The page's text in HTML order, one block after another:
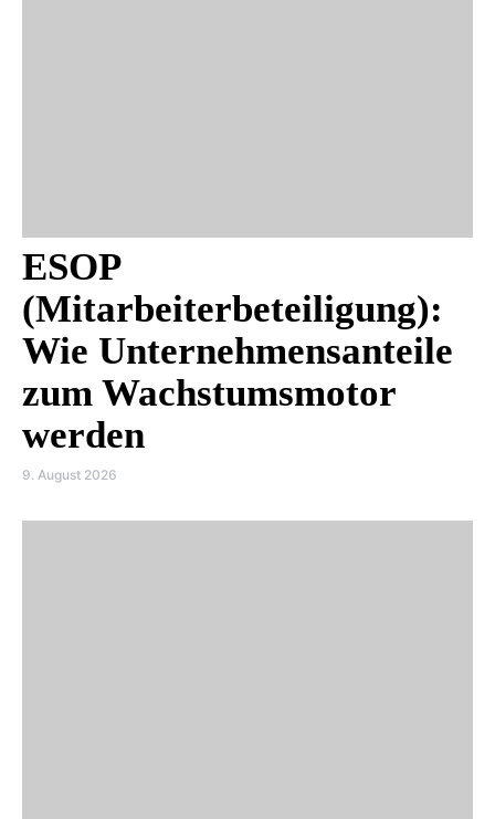
ESOP
(Mitarbeiterbeteiligung):
Wie Unternehmensanteile
zum Wachstumsmotor
werden
9. August 2026